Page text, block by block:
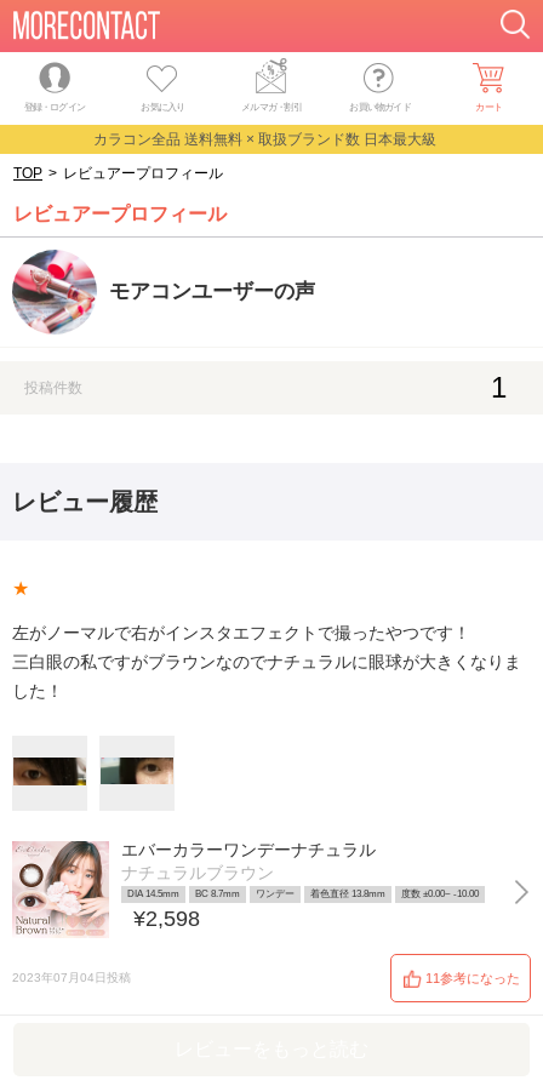
登録・ログイン お気に入り メルマガ・割引 お買い物ガイド カート
カラコン全品 送料無料 × 取扱ブランド数 日本最大級
TOP > レビュアープロフィール
レビュアープロフィール
モアコンユーザーの声
投稿件数 1
レビュー履歴
★
左がノーマルで右がインスタエフェクトで撮ったやつです！
三白眼の私ですがブラウンなのでナチュラルに眼球が大きくなりま
した！
エバーカラーワンデーナチュラル
ナチュラルブラウン
DIA 14.5mm BC 8.7mm ワンデー 着色直径 13.8mm 度数 ±0.00~ -10.00
¥2,598
2023年07月04日投稿 11参考になった